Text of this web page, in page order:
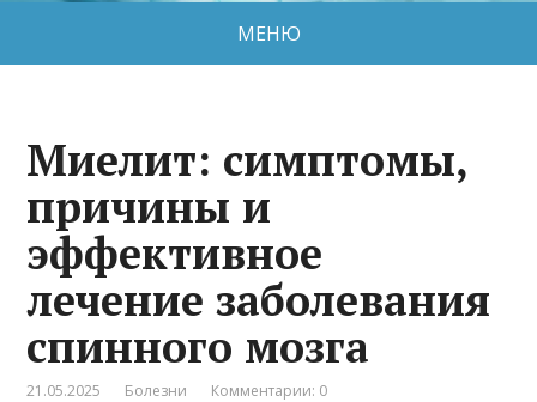
МЕНЮ
Миелит: симптомы,
причины и
эффективное
лечение заболевания
спинного мозга
21.05.2025 Болезни Комментарии: 0